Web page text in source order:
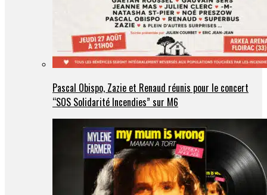
Pascal Obispo, Zazie et Renaud réunis pour le concert
“SOS Solidarité Incendies” sur M6